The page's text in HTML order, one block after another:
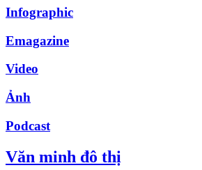
Infographic
Emagazine
Video
Ảnh
Podcast
Văn minh đô thị